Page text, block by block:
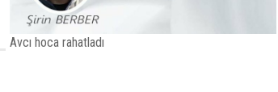
Avcı hoca rahatladı